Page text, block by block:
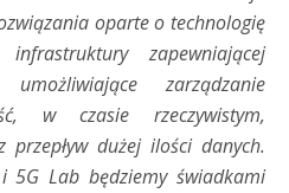
oparte o technologię
zapewniającej
zarządzanie
w czasie rzeczywistym,
dużej ilości danych.
5G Lab będziemy świadkami